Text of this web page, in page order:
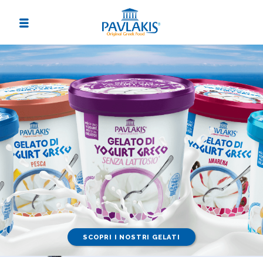
SCOPRI I NOSTRI GELATI